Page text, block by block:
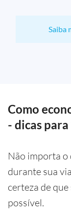
Saiba
Como
- dicas
Não importa o
durante sua
certeza de
possível.